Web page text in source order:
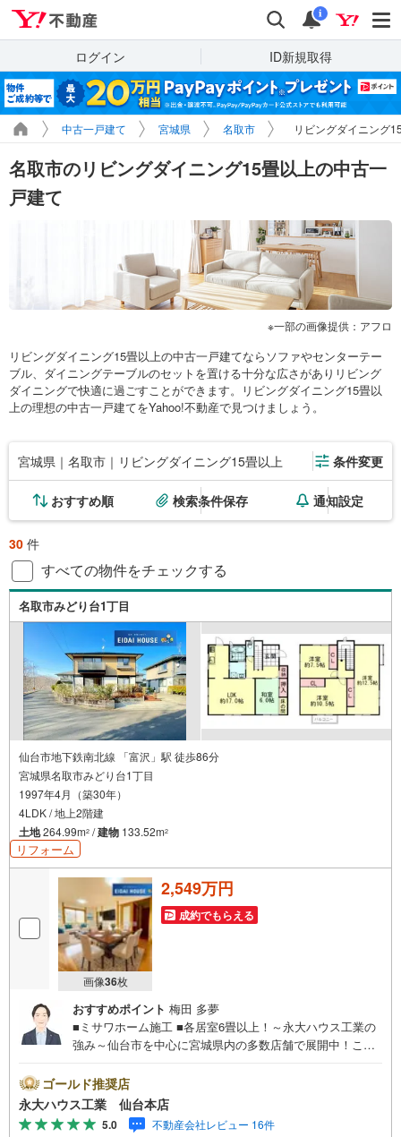
検索 通知
i
ログイン ID新規取得
中古一戸建て 宮城県 名取市 リビングダイニング
名取市のリビングダイニング15畳以上の中古一
戸建て
一部の画像提供：アフロ
リビングダイニング15畳以上の中古一戸建てならソファやセンターテー
ブル、ダイニングテーブルのセットを置ける十分な広さがありリビング
ダイニングで快適に過ごすことができます。リビングダイニング15畳以
上の理想の中古一戸建てをYahoo!不動産で見つけましょう。
宮城県｜名取市｜リビングダイニング15畳以上 条件変更
おすすめ順 検索条件保存 通知設定
30 件
すべての物件をチェックする
名取市みどり台1丁目
仙台市地下鉄南北線 「富沢」駅 徒歩86分
宮城県名取市みどり台1丁目
1997年4月（築30年）
4LDK / 地上2階建
土地264.99m2 /建物 133.52m2
リフォーム
画像36枚
2,549万円
成約でもらえる
おすすめポイント 梅田 多夢
■ミサワホーム施工 ■各居室6畳以上！～永大ハウス工業の
強み～仙台市を中心に宮城県内の多数店舗で展開中！こち
不動産知識＞戸建・マンション・土地…と種別を問わず不
動産を取り扱っております。さらに教育施設や商業施設、
子育て環境や行政などの地域情報を総合し、お客様により
ゴールド推奨店
永大ハウス工業 仙台本店
5.0 不動産会社レビュー 16件